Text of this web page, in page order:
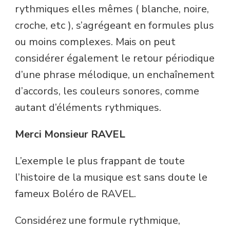
rythmiques elles mêmes ( blanche, noire,
croche, etc ), s’agrégeant en formules plus
ou moins complexes. Mais on peut
considérer également le retour périodique
d’une phrase mélodique, un enchaînement
d’accords, les couleurs sonores, comme
autant d’éléments rythmiques.
Merci Monsieur RAVEL
L’exemple le plus frappant de toute
l’histoire de la musique est sans doute le
fameux Boléro de RAVEL.
Considérez une formule rythmique,